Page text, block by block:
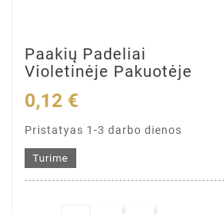
Paakių Padeliai
Violetinėje Pakuotėje
0,12 €
Pristatyas 1-3 darbo dienos
Turime